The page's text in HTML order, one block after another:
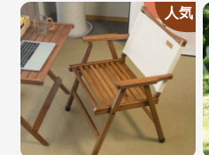
人気